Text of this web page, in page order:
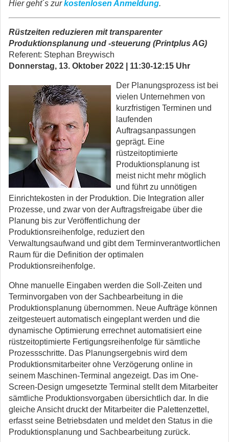
Hier geht´s zurkostenlosen Anmeldung.
Rüstzeiten reduzieren mit transparenter
Produktionsplanung und -steuerung (Printplus AG)
Referent: Stephan Breywisch
Donnerstag, 13. Oktober 2022 | 11:30-12:15 Uhr
Der Planungsprozess ist bei
vielen Unternehmen von
kurzfristigen Terminen und
laufenden
Auftragsanpassungen
geprägt. Eine
rüstzeitoptimierte
Produktionsplanung ist
meist nicht mehr möglich
und führt zu unnötigen
Einrichtekosten in der Produktion. Die Integration aller
Prozesse, und zwar von der Auftragsfreigabe über die
Planung bis zur Veröffentlichung der
Produktionsreihenfolge, reduziert den
Verwaltungsaufwand und gibt dem Terminverantwortlichen
Raum für die Definition der optimalen
Produktionsreihenfolge.
Ohne manuelle Eingaben werden die Soll-Zeiten und
Terminvorgaben von der Sachbearbeitung in die
Produktionsplanung übernommen. Neue Aufträge können
zeitgesteuert automatisch eingeplant werden und die
dynamische Optimierung errechnet automatisiert eine
rüstzeitoptimierte Fertigungsreihenfolge für sämtliche
Prozessschritte. Das Planungsergebnis wird dem
Produktionsmitarbeiter ohne Verzögerung online in
seinem Maschinen-Terminal angezeigt. Das im One-
Screen-Design umgesetzte Terminal stellt dem Mitarbeiter
sämtliche Produktionsvorgaben übersichtlich dar. In die
gleiche Ansicht druckt der Mitarbeiter die Palettenzettel,
erfasst seine Betriebsdaten und meldet den Status in die
Produktionsplanung und Sachbearbeitung zurück.